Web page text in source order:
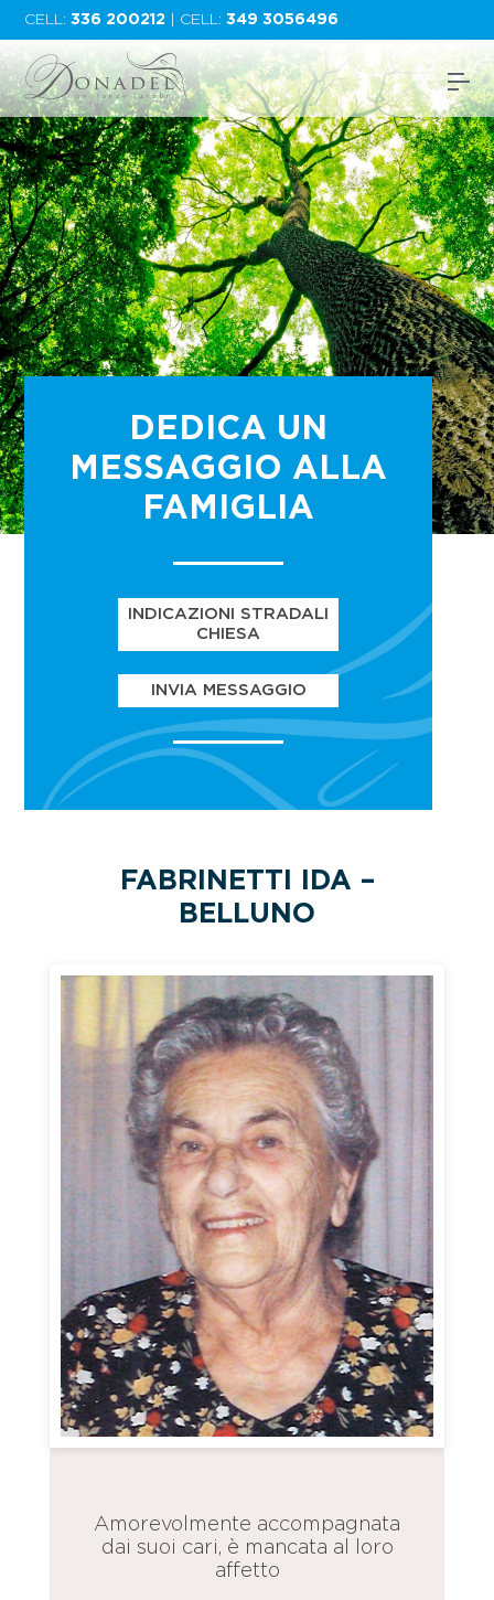
CELL:336 200212 | CELL:349 3056496
DEDICA UN
MESSAGGIO ALLA
FAMIGLIA
INDICAZIONI STRADALI
CHIESA
INVIA MESSAGGIO
FABRINETTI IDA –
BELLUNO
Amorevolmente accompagnata
dai suoi cari, è mancata al loro
affetto